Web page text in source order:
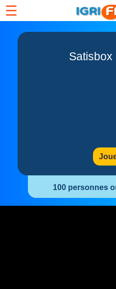
☰
Satisbox
100 personnes